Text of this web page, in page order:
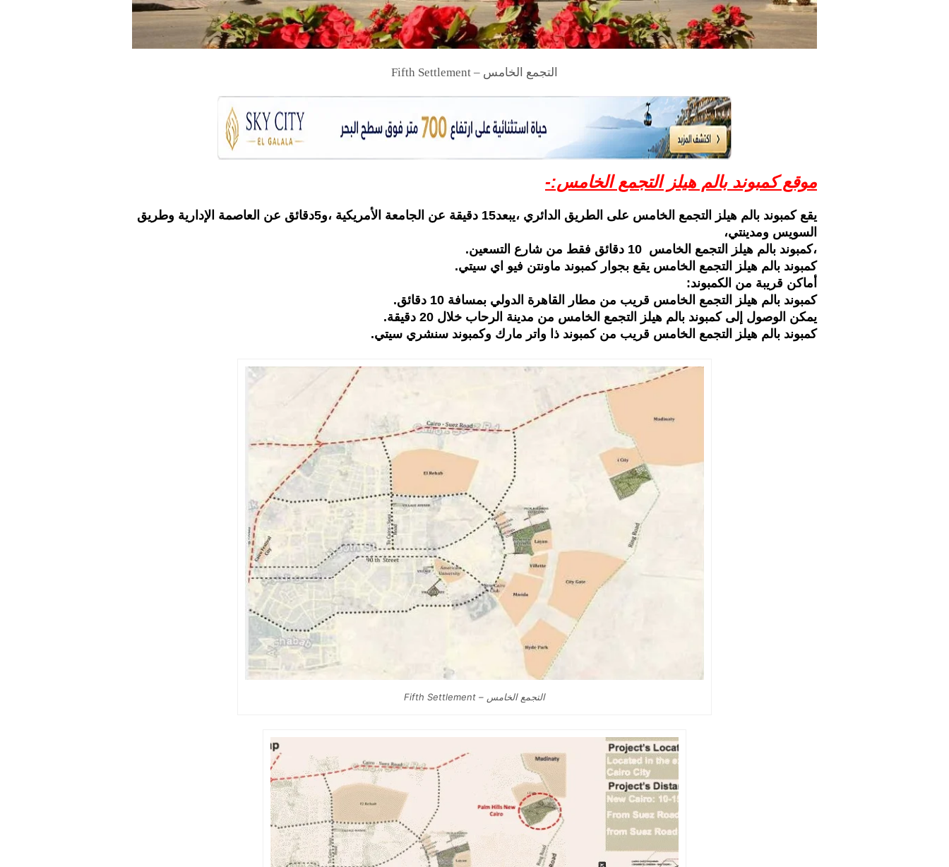
التجمع الخامس – Fifth Settlement
موقع كمبوند بالم هيلز التجمع الخامس:-
يقع كمبوند بالم هيلز التجمع الخامس على الطريق الدائري ،يبعد15 دقيقة عن الجامعة الأمريكية ،و5دقائق عن العاصمة الإدارية وطريق
السويس ومدينتي،
،كمبوند بالم هيلز التجمع الخامس 10 دقائق فقط من شارع التسعين.
كمبوند بالم هيلز التجمع الخامس يقع بجوار كمبوند ماونتن فيو اي سيتي.
أماكن قريبة من الكمبوند:
كمبوند بالم هيلز التجمع الخامس قريب من مطار القاهرة الدولي بمسافة 10 دقائق.
يمكن الوصول إلى كمبوند بالم هيلز التجمع الخامس من مدينة الرحاب خلال 20 دقيقة.
كمبوند بالم هيلز التجمع الخامس قريب من كمبوند ذا واتر مارك وكمبوند سنشري سيتي.
التجمع الخامس – Fifth Settlement